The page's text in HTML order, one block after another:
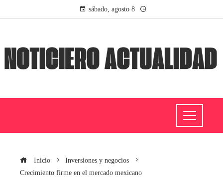
sábado, agosto 8
Inicio
Inversiones y negocios
Crecimiento firme en el mercado mexicano